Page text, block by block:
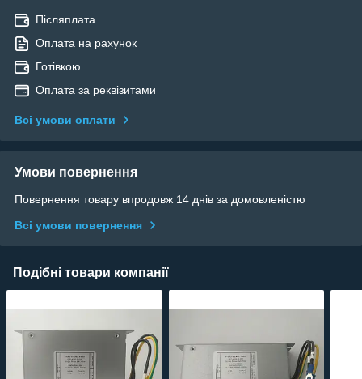
Післяплата
Оплата на рахунок
Готівкою
Оплата за реквізитами
Всі умови оплати
Умови повернення
Повернення товару впродовж 14 днів за домовленістю
Всі умови повернення
Подібні товари компанії